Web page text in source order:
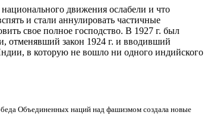
движения ослабели и что
и стали аннулировать частичные
свое полное господство. В 1927 г. был
отменявший закон 1924 г. и вводивший
в которую не вошло ни одного индийского
Объединенных наций над фашизмом создала новые